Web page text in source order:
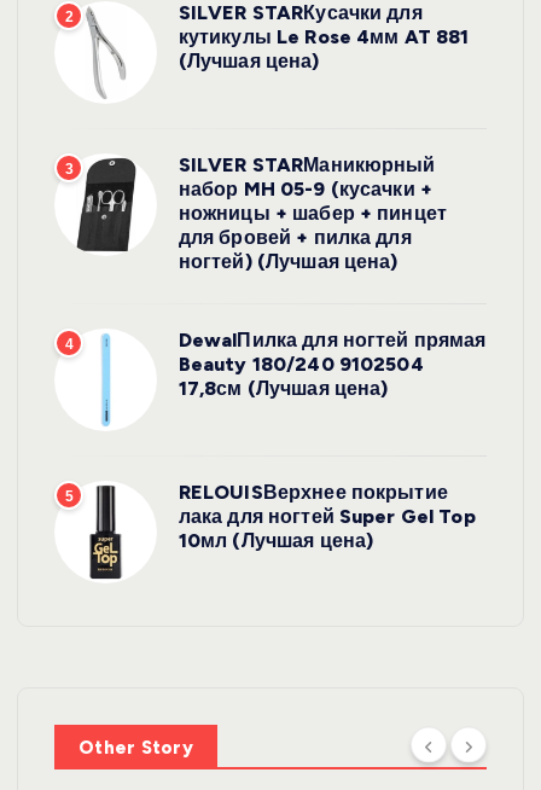
2
SILVER STARКусачки для
кутикулы Le Rose 4мм AT 881
(Лучшая цена)
3
SILVER STARМаникюрный
набор MH 05-9 (кусачки +
ножницы + шабер + пинцет
для бровей + пилка для
ногтей) (Лучшая цена)
4
DewalПилка для ногтей прямая
Beauty 180/240 9102504
17,8см (Лучшая цена)
5
RELOUISВерхнее покрытие
лака для ногтей Super Gel Top
10мл (Лучшая цена)
Other Story
волос
против
DewalЩетк